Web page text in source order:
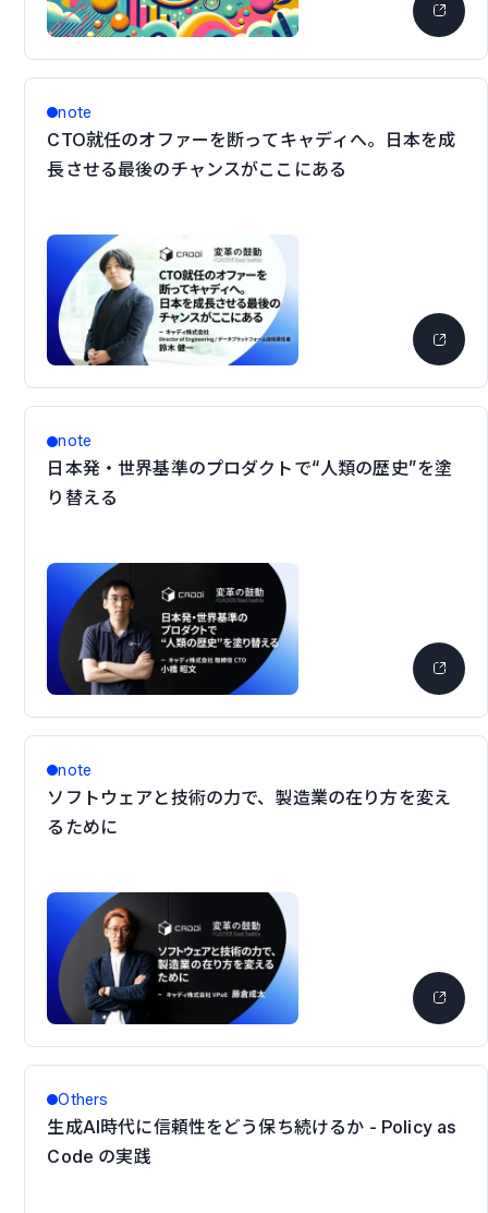
note
CTO就任のオファーを断ってキャディへ。日本を成
長させる最後のチャンスがここにある
note
日本発・世界基準のプロダクトで“人類の歴史”を塗
り替える
note
ソフトウェアと技術の力で、製造業の在り方を変え
るために
Others
生成AI時代に信頼性をどう保ち続けるか - Policy as
Code の実践